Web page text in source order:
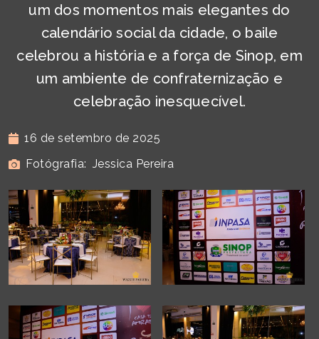
um dos momentos mais elegantes do
calendário social da cidade, o baile
celebrou a história e a força de Sinop, em
um ambiente de confraternização e
celebração inesquecível.
16 de setembro de 2025
Fotógrafia: Jessica Pereira